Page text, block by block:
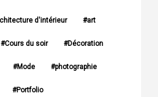
d'intérieur art
Cours du soir Décoration
Mode photographie
Portfolio